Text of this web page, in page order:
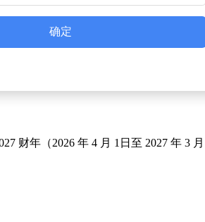
确定
财年（2026 年 4 月 1日至 2027 年 3